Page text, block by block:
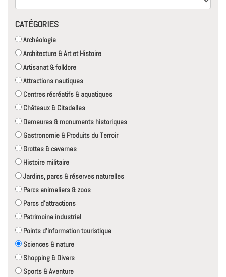
CATÉGORIES
Archéologie
Architecture & Art et Histoire
Artisanat & folklore
Attractions nautiques
Centres récréatifs & aquatiques
Châteaux & Citadelles
Demeures & monuments historiques
Gastronomie & Produits du Terroir
Grottes & cavernes
Histoire militaire
Jardins, parcs & réserves naturelles
Parcs animaliers & zoos
Parcs d'attractions
Patrimoine industriel
Points d'information touristique
Sciences & nature
Shopping & Divers
Sports & Aventure